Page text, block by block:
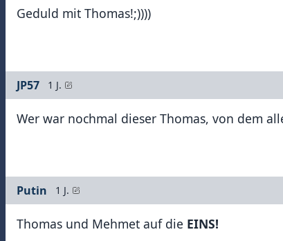
Geduld mit Thomas!;))))
JP57 1 J.
Wer war nochmal dieser Thomas, von dem
Putin 1 J.
Thomas und Mehmet auf die EINS!